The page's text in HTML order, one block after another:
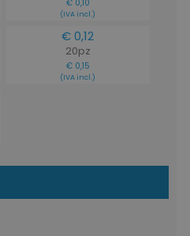
€ 0,10
(IVA incl.)
€ 0,12
20pz
€ 0,15
(IVA incl.)